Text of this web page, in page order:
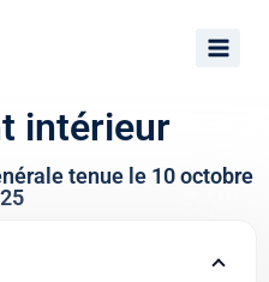
intérieur
tenue le 10 octobre